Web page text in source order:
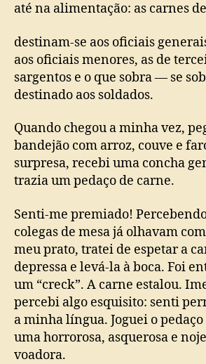
até na alimentação: as carnes
destinam-se aos oficiais
aos oficiais menores, as de
sargentos e o que sobra — se
destinado aos soldados.
Quando chegou a minha vez,
bandejão com arroz, couve e
surpresa, recebi uma concha
trazia um pedaço de carne.
Senti-me premiado!
colegas de mesa já olhavam
meu prato, tratei de espetar a
depressa e levá-la à boca. Foi
um “creck”. A carne estalou.
percebi algo esquisito: senti
a minha língua. Joguei o
uma horrorosa, asquerosa e
voadora.